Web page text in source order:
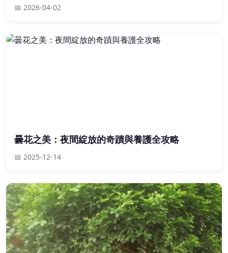
📅 2026-04-02
曇花之美：夜間綻放的奇蹟與養護全攻略
📅 2025-12-14